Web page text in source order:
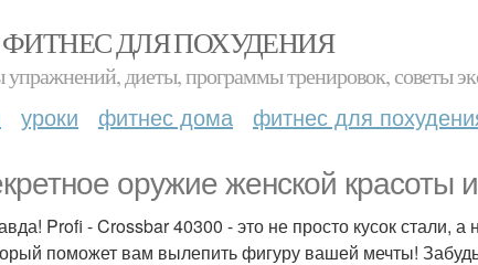
ФИТНЕС ДЛЯ ПОХУДЕНИЯ
диеты, программы тренировок, советы
уроки фитнес дома фитнес для
оружие женской красоты
Profi - Crossbar 40300 - это не просто кусок стали,
поможет вам вылепить фигуру вашей мечты!